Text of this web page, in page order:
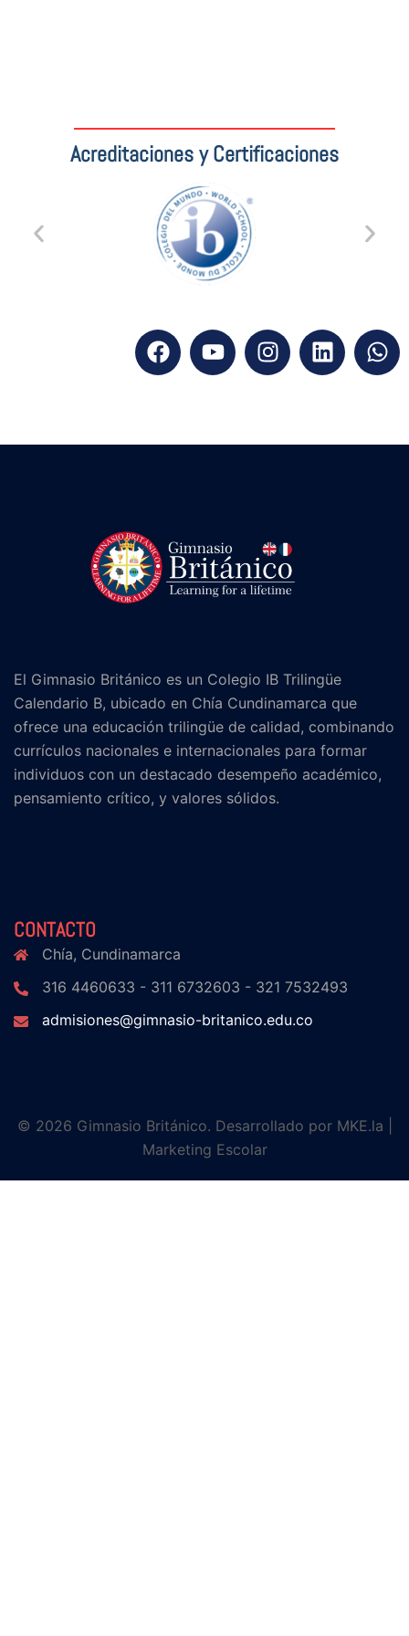
Acreditaciones y Certificaciones
El Gimnasio Británico es un Colegio IB Trilingüe
Calendario B, ubicado en Chía Cundinamarca que
ofrece una educación trilingüe de calidad, combinando
currículos nacionales e internacionales para formar
individuos con un destacado desempeño académico,
pensamiento crítico, y valores sólidos.
CONTACTO
Chía, Cundinamarca
316 4460633 - 311 6732603 - 321 7532493
admisiones@gimnasio-britanico.edu.co
© 2026 Gimnasio Británico. Desarrollado por MKE.la
Marketing Escolar